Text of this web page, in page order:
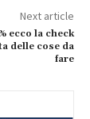
Next article
ecco la check
delle cose da
fare